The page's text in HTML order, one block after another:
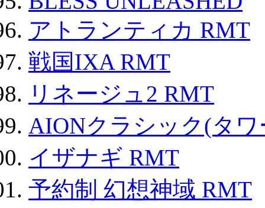
アトランティカ RMT
戦国IXA RMT
リネージュ2 RMT
AIONクラシック(タ
イザナギ RMT
予約制 幻想神域 RMT